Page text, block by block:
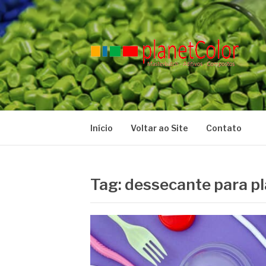
Pular
para
o
conteúdo
PLANET
Blog
Início Voltar ao Site Contato
Tag: dessecante para